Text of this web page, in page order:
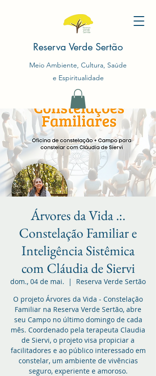
Reserva Verde Sertão
Meio Ambiente, Cultura, Saúde
e Espiritualidade
Árvores da Vida .:.
Constelação Familiar e
Inteligência Sistêmica
com Cláudia de Siervi
dom., 04 de mai.
  |
Reserva Verde Sertão
O projeto Árvores da Vida - Constelação
Familiar na Reserva Verde Sertão, abre
seu Campo no último domingo de cada
mês. Coordenado pela terapeuta Claudia
de Siervi, o projeto visa propiciar a
facilitadores e ao público interessado em
constelar, um ambiente de vivências
seguro, experiente e amoroso.